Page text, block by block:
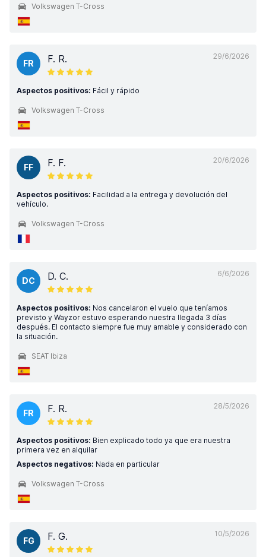
Volkswagen T-Cross
29/6/2026
FR F. R.
Aspectos positivos: Fácil y rápido
Volkswagen T-Cross
20/6/2026
FF F. F.
Aspectos positivos: Facilidad a la entrega y devolución del
vehículo.
Volkswagen T-Cross
6/6/2026
DC D. C.
Aspectos positivos: Nos cancelaron el vuelo que teníamos
previsto y Wayzor estuvo esperando nuestra llegada 3 días
después. El contacto siempre fue muy amable y considerado con
la situación.
SEAT Ibiza
28/5/2026
FR F. R.
Aspectos positivos: Bien explicado todo ya que era nuestra
primera vez en alquilar
Aspectos negativos: Nada en particular
Volkswagen T-Cross
10/5/2026
FG F. G.